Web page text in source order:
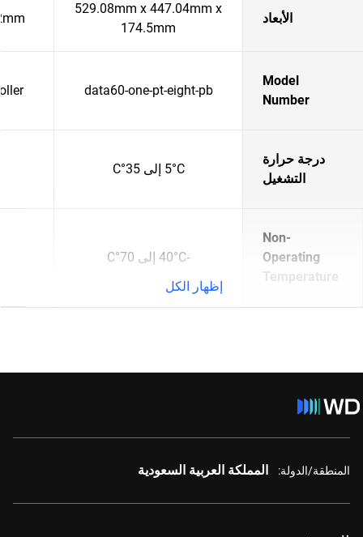
الأبعاد
529.08mm x 447.04mm x
174.5mm
Model
Number
data60-one-pt-eight-pb
درجة حرارة
التشغيل
5°C إلى 35°C
Non-
Operating
Temperature
-40°C إلى 70°C
إظهار الكل
المنطقة/الدولة: المملكة العربية السعودية